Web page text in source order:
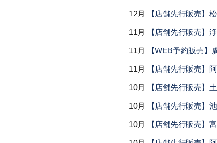
12月 【店舗先行販売】
11月 【店舗先行販売】
11月 【WEB予約販売】
11月 【店舗先行販売】
10月 【店舗先行販売】
10月 【店舗先行販売】
10月 【店舗先行販売】